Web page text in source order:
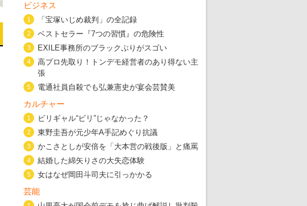
ビジネス
1 「宝塚いじめ裁判」の全記録
2 ベストセラー『7つの習慣』の危険性
3 EXILE事務所のブラックぶりがスゴい
4
高プロ先取り！トンデモ経営者のあり得ない主
張
5 電通社員自殺でも弘兼憲史が宴会芸賛美
カルチャー
1 ビリギャル“ビリ”じゃなかった？
2 東野圭吾が元少年A手記めぐり抗議
3 かこさとしが安倍を「大本営の戦後版」と痛罵
4 結婚した綿矢りさの大失恋体験
5 女はなぜ岡田斗司夫に引っかかる
芸能